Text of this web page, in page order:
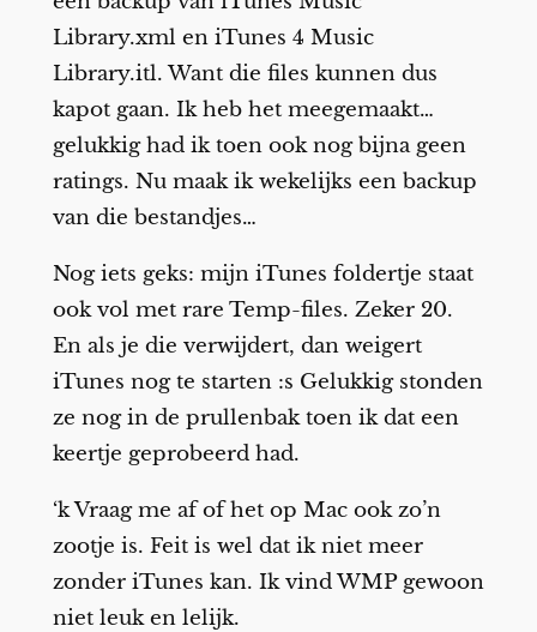
Library.xml en iTunes 4 Music
Library.itl. Want die files kunnen dus
kapot gaan. Ik heb het meegemaakt…
gelukkig had ik toen ook nog bijna geen
ratings. Nu maak ik wekelijks een backup
van die bestandjes…
Nog iets geks: mijn iTunes foldertje staat
ook vol met rare Temp-files. Zeker 20.
En als je die verwijdert, dan weigert
iTunes nog te starten :s Gelukkig stonden
ze nog in de prullenbak toen ik dat een
keertje geprobeerd had.
‘k Vraag me af of het op Mac ook zo’n
zootje is. Feit is wel dat ik niet meer
zonder iTunes kan. Ik vind WMP gewoon
niet leuk en lelijk.